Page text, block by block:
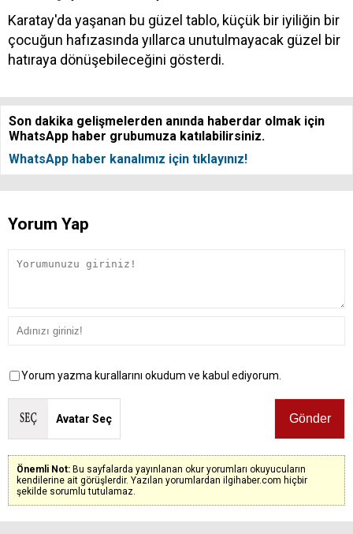
Karatay'da yaşanan bu güzel tablo, küçük bir iyiliğin bir
çocuğun hafızasında yıllarca unutulmayacak güzel bir
hatıraya dönüşebileceğini gösterdi.
Son dakika gelişmelerden anında haberdar olmak için
WhatsApp haber grubumuza katılabilirsiniz.
WhatsApp haber kanalımız için tıklayınız!
Yorum Yap
Yorum yazma kurallarını okudum ve kabul ediyorum.
Avatar Seç
Önemli Not: Bu sayfalarda yayınlanan okur yorumları okuyucuların
kendilerine ait görüşlerdir. Yazılan yorumlardan ilgihaber.com hiçbir
şekilde sorumlu tutulamaz.